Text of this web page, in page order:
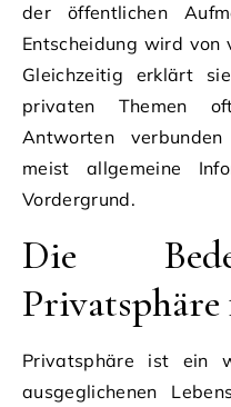
der öffentlichen
Entscheidung wird von
Gleichzeitig erklärt
privaten Themen
Antworten
meist allgemeine
Vordergrund.
Die
Privatsphäre ist ein
ausgeglichenen